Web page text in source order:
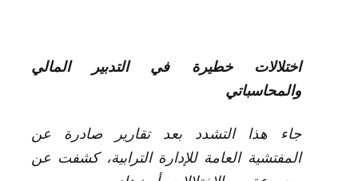
اختلالات خطيرة في التدبير المالي
والمحاسباتي
جاء هذا التشدد بعد تقارير صادرة عن
المفتشية العامة للإدارة الترابية، كشفت عن